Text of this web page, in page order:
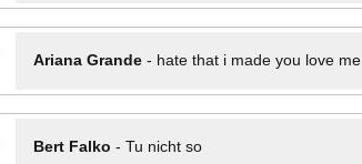
Ariana Grande- hate that i made you love me
Bert Falko - Tu nicht so